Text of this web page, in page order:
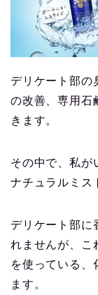
デリケート部の
の改善、専用石
きます。
その中で、私が
ナチュラルミス
デリケート部に
れませんが、こ
を使っている、
ます。